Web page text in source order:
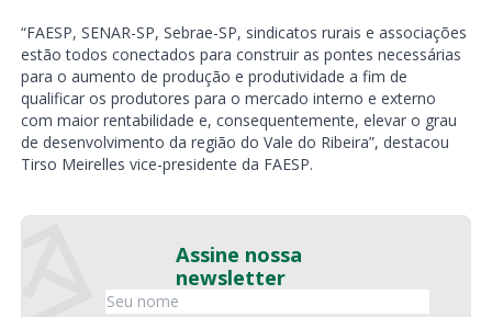
“FAESP, SENAR-SP, Sebrae-SP, sindicatos rurais e associações
estão todos conectados para construir as pontes necessárias
para o aumento de produção e produtividade a fim de
qualificar os produtores para o mercado interno e externo
com maior rentabilidade e, consequentemente, elevar o grau
de desenvolvimento da região do Vale do Ribeira”, destacou
Tirso Meirelles vice-presidente da FAESP.
Assine nossa
newsletter